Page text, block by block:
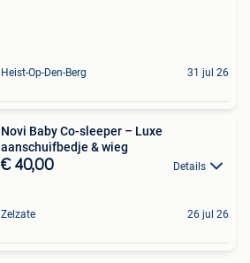
Heist-Op-Den-Berg 31 jul 26
Novi Baby Co-sleeper – Luxe
aanschuifbedje & wieg
€ 40,00 Details
Zelzate 26 jul 26